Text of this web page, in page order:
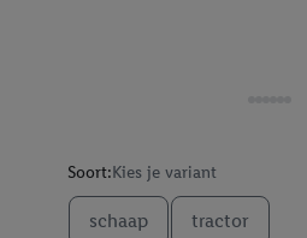
Soort:Kies je variant
schaap tractor